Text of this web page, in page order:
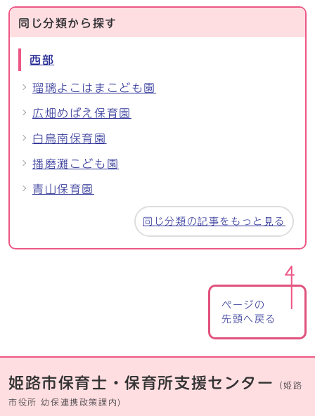
同じ分類から探す
西部
瑠璃よこはまこども園
広畑めばえ保育園
白鳥南保育園
播磨灘こども園
青山保育園
同じ分類の記事をもっと見る
ページの
先頭へ戻る
姫路市保育士・保育所支援センター
（姫路
市役所 幼保連携政策課内)